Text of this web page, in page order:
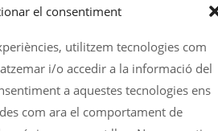
el consentiment
utilitzem tecnologies com
i/o accedir a la informació del
a aquestes tecnologies ens
com ara el comportament de